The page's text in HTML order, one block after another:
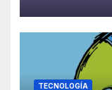
TECNOLOGÍA